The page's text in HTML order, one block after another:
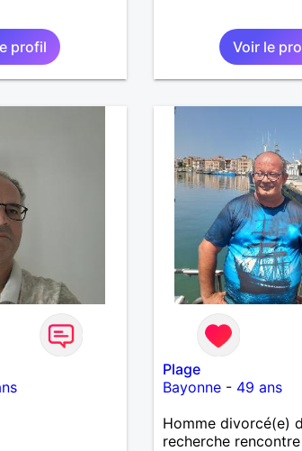
profil Voir le
Plage
Bayonne- 49 ans
Homme divorcé(e)
recherche